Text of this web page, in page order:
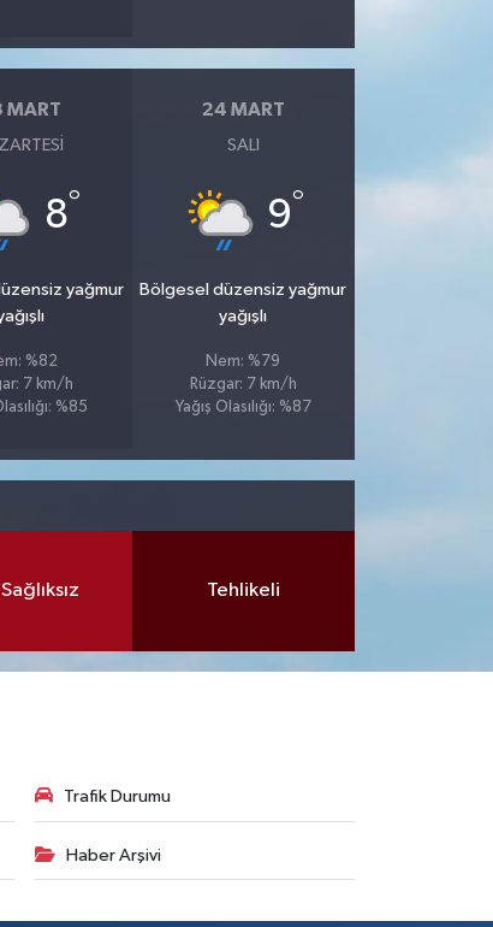
MART
8°
yağmur
%82
7 km/h
%85
24 MART
SALI
9°
Bölgesel düzensiz yağmur
yağışlı
Nem: %79
Rüzgar: 7 km/h
Yağış Olasılığı: %87
Tehlikeli
Trafik Durumu
Haber Arşivi